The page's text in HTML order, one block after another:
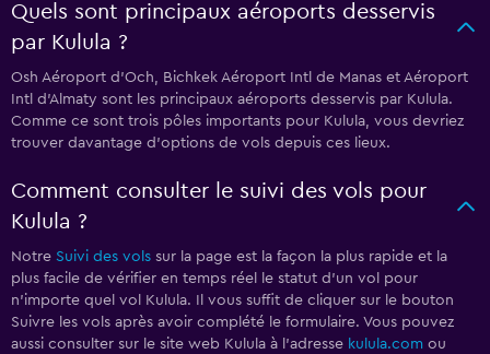
Quels sont principaux aéroports desservis
par Kulula ?
Osh Aéroport d'Och, Bichkek Aéroport Intl de Manas et Aéroport
Intl d'Almaty sont les principaux aéroports desservis par Kulula.
Comme ce sont trois pôles importants pour Kulula, vous devriez
trouver davantage d'options de vols depuis ces lieux.
Comment consulter le suivi des vols pour
Kulula ?
Notre Suivi des vols sur la page est la façon la plus rapide et la
plus facile de vérifier en temps réel le statut d'un vol pour
n'importe quel vol Kulula. Il vous suffit de cliquer sur le bouton
Suivre les vols après avoir complété le formulaire. Vous pouvez
aussi consulter sur le site web Kulula à l'adresse kulula.com ou